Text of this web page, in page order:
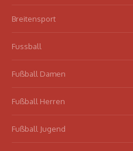
Breitensport
Fussball
Fußball Damen
Fußball Herren
Fußball Jugend